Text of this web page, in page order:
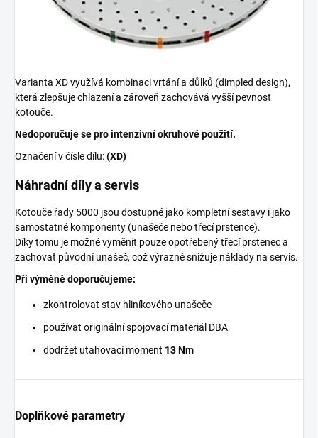
Varianta XD využívá kombinaci vrtání a důlků (dimpled design),
která zlepšuje chlazení a zároveň zachovává vyšší pevnost
kotouče.
Nedoporučuje se pro intenzivní okruhové použití.
Označení v čísle dílu:(XD)
Náhradní díly a servis
Kotouče řady 5000 jsou dostupné jako kompletní sestavy i jako
samostatné komponenty (unašeče nebo třecí prstence).
Díky tomu je možné vyměnit pouze opotřebený třecí prstenec a
zachovat původní unašeč, což výrazně snižuje náklady na servis.
Při výměně doporučujeme:
zkontrolovat stav hliníkového unašeče
používat originální spojovací materiál DBA
dodržet utahovací moment 13 Nm
Doplňkové parametry